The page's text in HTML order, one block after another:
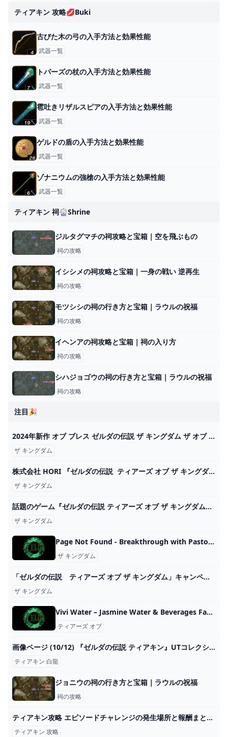
ティアキン 攻略💋buki
古びた木の弓の入手方法と効果性能
武器一覧
トパーズの杖の入手方法と効果性能
武器一覧
雹吐きリザルスピアの入手方法と効果性能
武器一覧
ゲルドの盾の入手方法と効果性能
武器一覧
ゾナニウムの強槍の入手方法と効果性能
武器一覧
ティアキン 祠🎡shrine
ジルタグマチの祠攻略と宝箱｜空を飛ぶもの
祠の攻略
イシシメの祠攻略と宝箱｜一身の戦い 逆再生
祠の攻略
モツシシの祠の行き方と宝箱｜ラウルの祝福
祠の攻略
イヘンアの祠攻略と宝箱｜祠の入り方
祠の攻略
シハジョゴウの祠の行き方と宝箱｜ラウルの祝福
祠の攻略
注目🎉
2024年新作 オブ ブレス ゼルダの伝説 ザ キングダム ザ オブ ティアーズ ワイルド Nintendo Switch - bestcheerstone.com
ザ キングダム
株式会社 HORI 『ゼルダの伝説 ティアーズ オブ ザ キングダム』シリーズが登場
ザ キングダム
話題のゲーム『ゼルダの伝説 ティアーズ オブ ザ キングダム』レビュー。『ティアキン』がもたらす複層的で緩慢な時間｜Tokyo Art Beat
ザ キングダム
Page Not Found - Breakthrough with Pastor Bruce Edwards
ザ キングダム
「ゼルダの伝説 ティアーズ オブ ザ キングダム」キャンペーン｜ローソン研究所
ザ キングダム
Vivi Water – Jasmine Water & Beverages Factory Ltd. Co
ティアーズ オブ
画像ページ (10/12) 『ゼルダの伝説 ティアキン』UTコレクションが発売中、ラインアップ一挙紹介。白龍の瞳から落ちる泪が印象的 ゲーム・エンタメ最新情報のファミ通.com
ティアキン 白龍
ジョニウの祠の行き方と宝箱｜ラウルの祝福
祠の攻略
ティアキン攻略 エピソードチャレンジの発生場所と報酬まとめ【ゼルダの伝説 ティアーズオブザキングダム】
ティアキン 攻略